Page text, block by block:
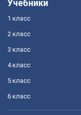
Учебники
1 класс
2 класс
3 класс
4 класс
5 класс
6 класс